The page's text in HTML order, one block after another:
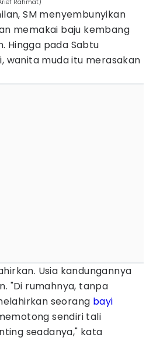
SM menyembunyikan
memakai baju kembang
Hingga pada Sabtu
wanita muda itu merasakan
Usia kandungannya
"Di rumahnya, tanpa
seorang bayi
sendiri tali
seadanya," kata